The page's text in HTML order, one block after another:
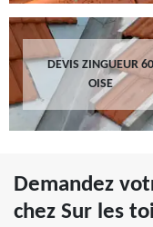
DEVIS ZINGUEUR 60
OISE
Demandez
chez Sur les